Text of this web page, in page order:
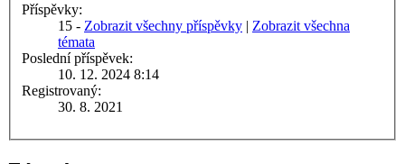
Příspěvky:
15 - Zobrazit všechny příspěvky | Zobrazit všechna
témata
Poslední příspěvek:
10. 12. 2024 8:14
Registrovaný:
30. 8. 2021